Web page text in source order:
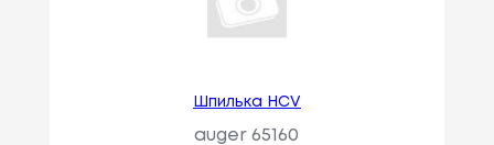
Шпилька HCV
auger 65160